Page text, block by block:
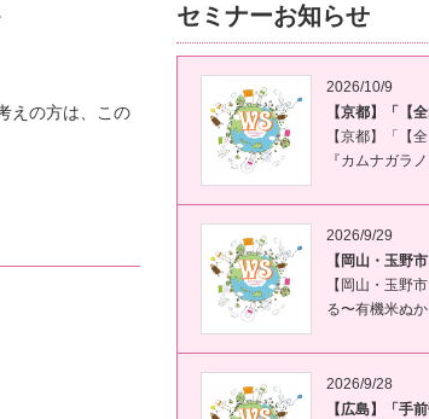
えの方は、この
セミナーお知らせ
2026/10/9
【京都】「【
【京都】「【
『カムナガラ
2026/9/29
【岡山・玉野
【岡山・玉野
る〜有機米ぬ
2026/9/28
【広島】「手